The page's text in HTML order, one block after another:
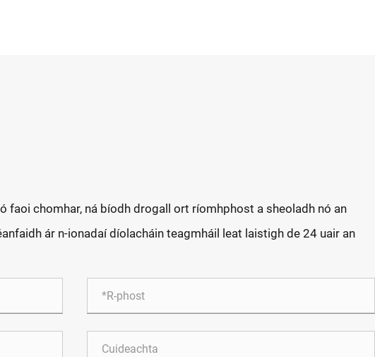
faoi chomhar, ná bíodh drogall ort ríomhphost a sheoladh nó an
ár n-ionadaí díolacháin teagmháil leat laistigh de 24 uair an